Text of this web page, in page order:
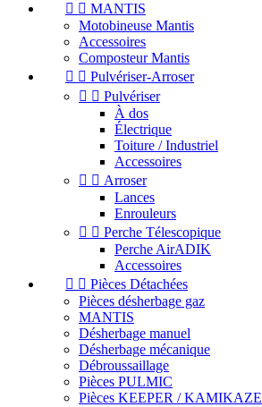
  MANTIS
Motobineuse Mantis
Accessoires
Composteur Mantis
  Pulvériser-Arroser
  Pulvériser
À dos
Électrique
Toiture / Industriel
Accessoires
  Arroser
Lances
Enrouleurs
  Perche Télescopique
Perche AirADIK
Accessoires
  Pièces Détachées
Pièces désherbage gaz
MANTIS
Désherbage manuel
Désherbage mécanique
Débroussaillage
Pièces PULMIC
Pièces KEEPER / KAMIKAZE